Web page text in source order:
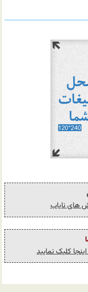
های نایاب
کلیک نمایید